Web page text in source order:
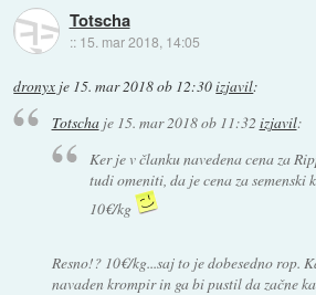
Totscha
:: 15. mar 2018, 14:05
dronyx je 15. mar 2018 ob 12:30izjavil:
Totschaje 15. mar 2018 ob 11:32 izjavil:
Ker je v članku navedena cena za
tudi omeniti, da je cena za semenski
10€/kg
Resno!? 10€/kg...saj to je dobesedno rop.
navaden krompir in ga bi pustil da začne